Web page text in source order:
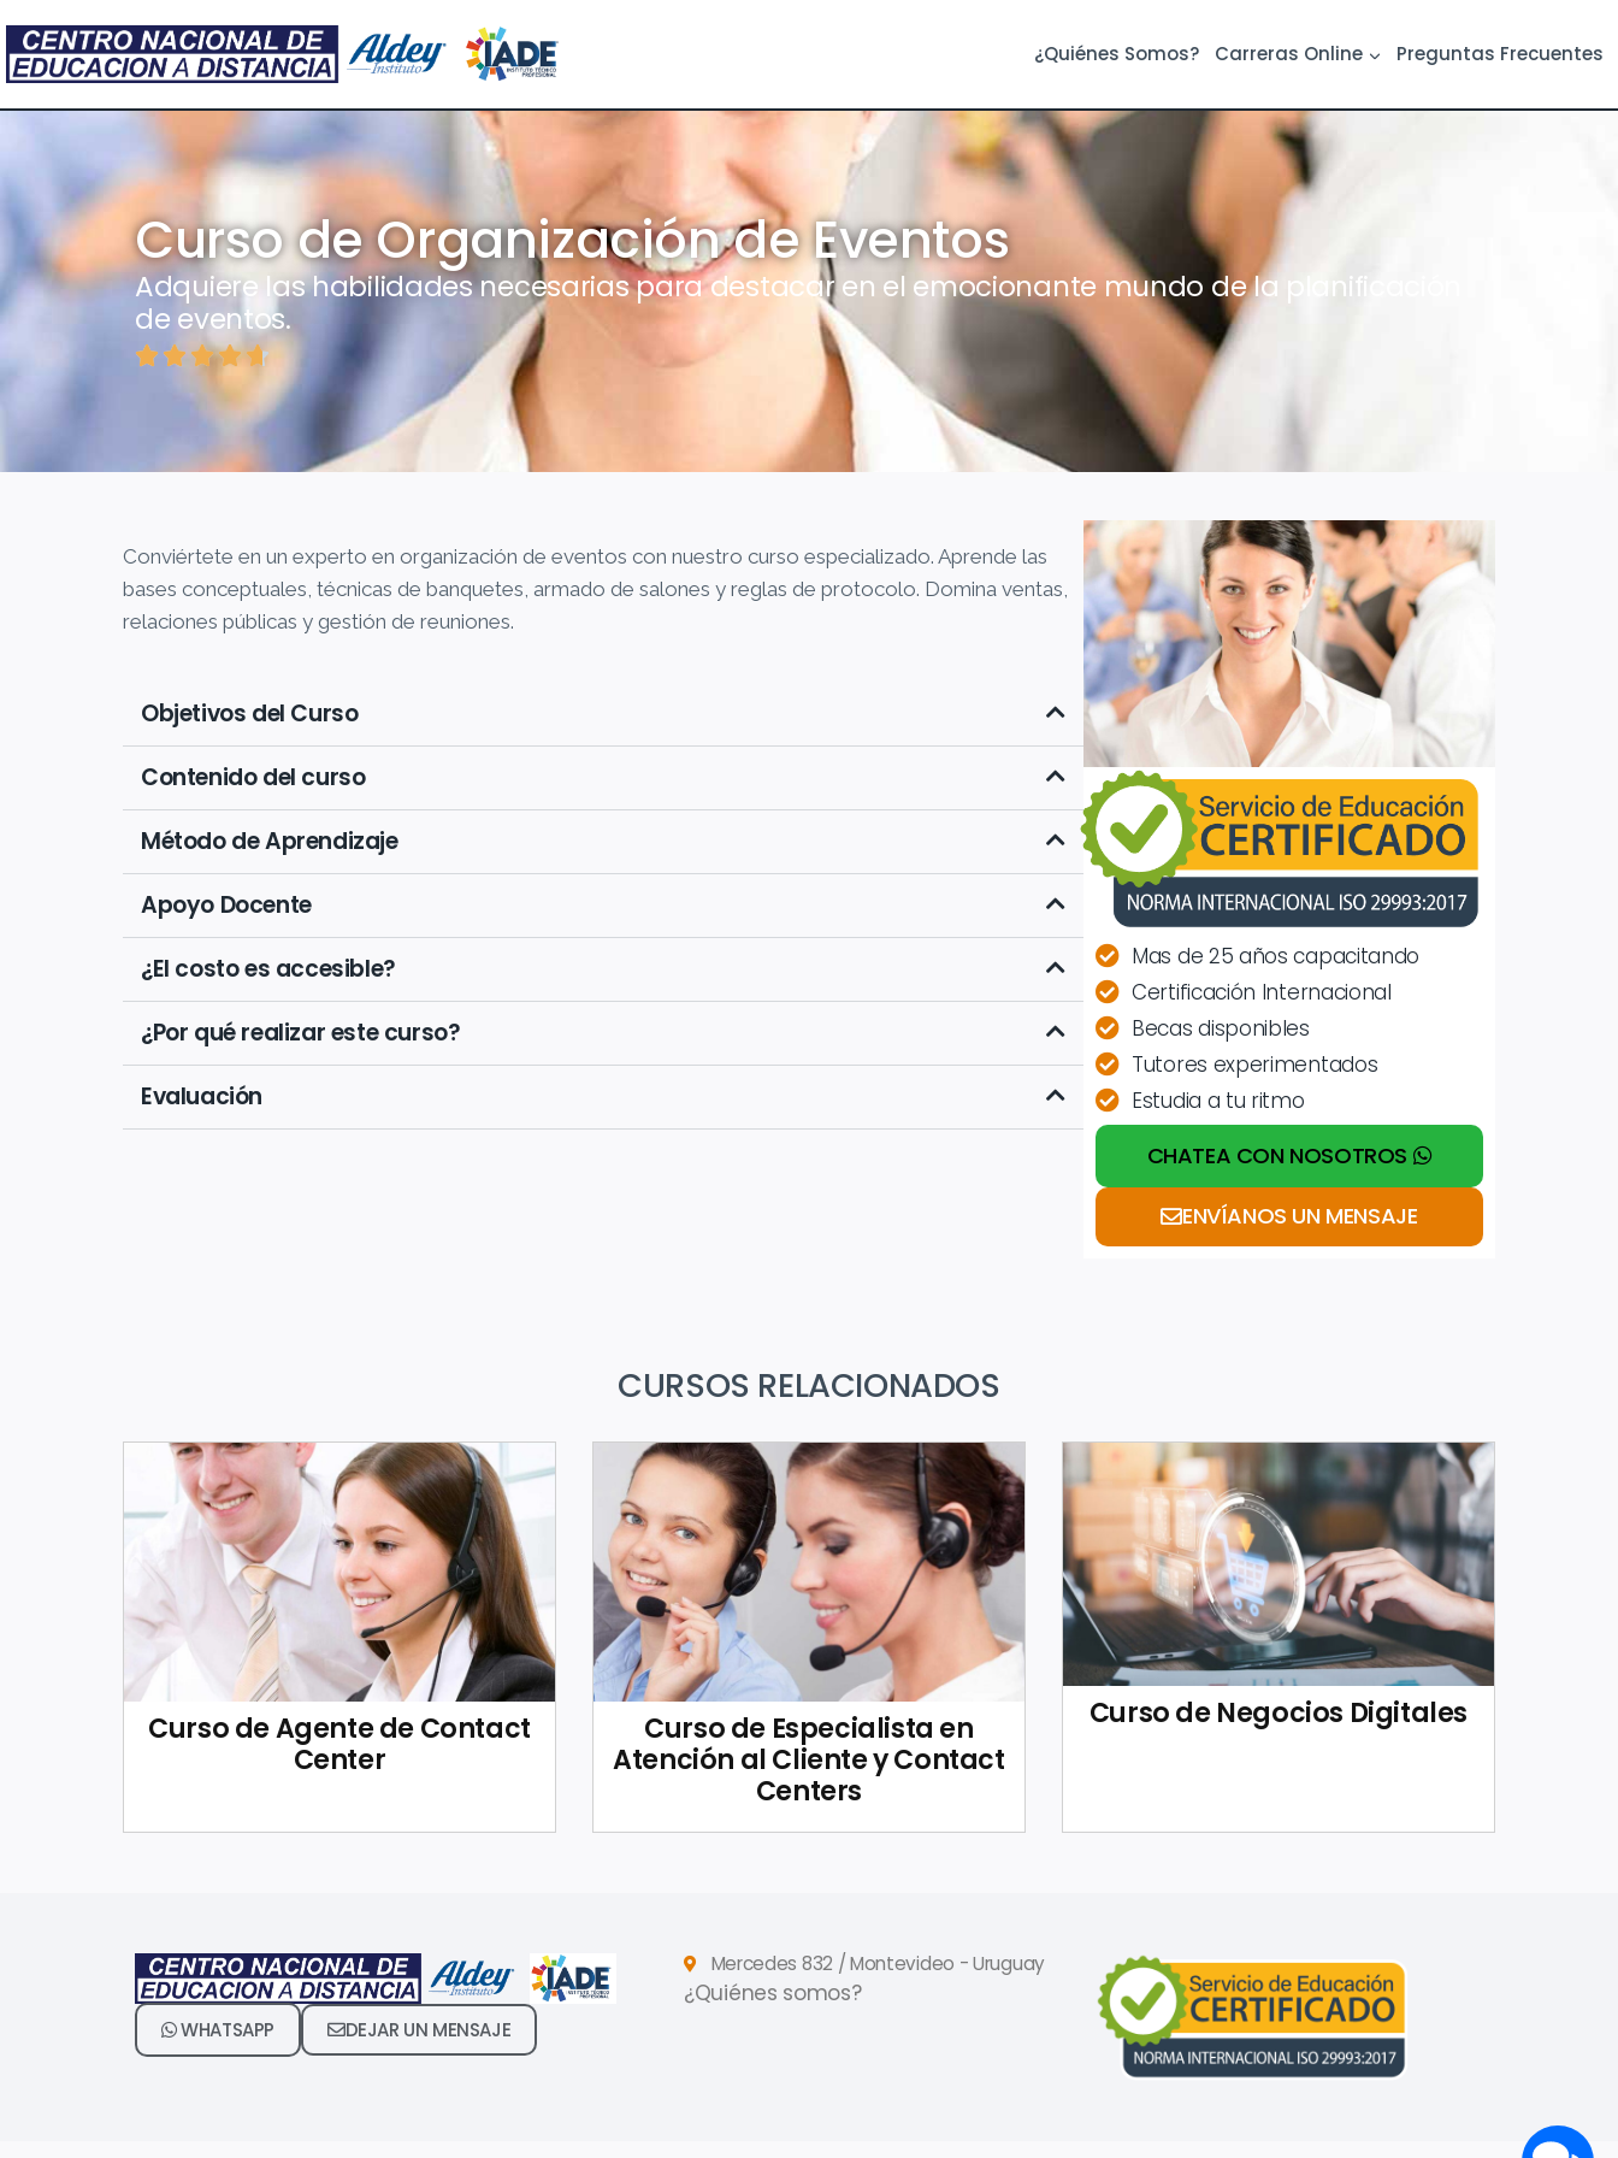
¿Quiénes Somos? Carreras Online Preguntas Frecuentes
Curso de Organización de Eventos
Adquiere las habilidades necesarias para destacar en el emocionante mundo de la planificación
de eventos.
  
Conviértete en un experto en organización de eventos con nuestro curso especializado. Aprende las
bases conceptuales, técnicas de banquetes, armado de salones y reglas de protocolo. Domina ventas,
relaciones públicas y gestión de reuniones.
Objetivos del Curso
Contenido del curso
Método de Aprendizaje
Apoyo Docente
¿El costo es accesible?
¿Por qué realizar este curso?
Evaluación
Mas de 25 años capacitando
Certificación Internacional
Becas disponibles
Tutores experimentados
Estudia a tu ritmo
CHATEA CON NOSOTROS
ENVÍANOS UN MENSAJE
CURSOS RELACIONADOS
Curso de Agente de Contact
Center
Curso de Especialista en
Atención al Cliente y Contact
Centers
Curso de Negocios Digitales
WHATSAPP DEJAR UN MENSAJE
Mercedes 832 / Montevideo - Uruguay
¿Quiénes somos?